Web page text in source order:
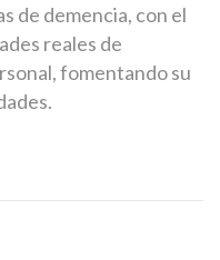
de demencia, con el
reales de
fomentando su